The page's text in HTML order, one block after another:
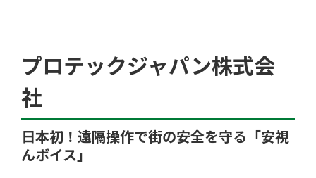
プロテックジャパン株式会
社
日本初！遠隔操作で街の安全を守る「安視
んボイス」